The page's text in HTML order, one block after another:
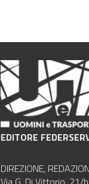
EDITORE
DIREZIONE,